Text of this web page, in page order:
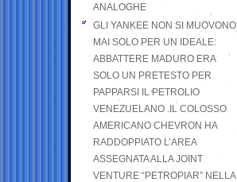
ANALOGHE
GLI YANKEE NON SI MUOVONO
MAI SOLO PER UN IDEALE:
ABBATTERE MADURO ERA
SOLO UN PRETESTO PER
PAPPARSI IL PETROLIO
VENEZUELANO .IL COLOSSO
AMERICANO CHEVRON HA
RADDOPPIATO L’AREA
ASSEGNATA ALLA JOINT
VENTURE “PETROPIAR” NELLA